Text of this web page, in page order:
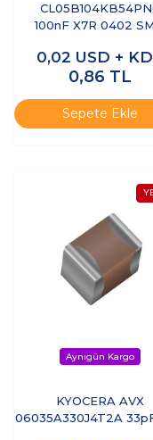
100nF X7R 0402
0,02 USD +
0,86 TL
Sepete Ekle
KYOCERA AVX
06035A330J4T2A